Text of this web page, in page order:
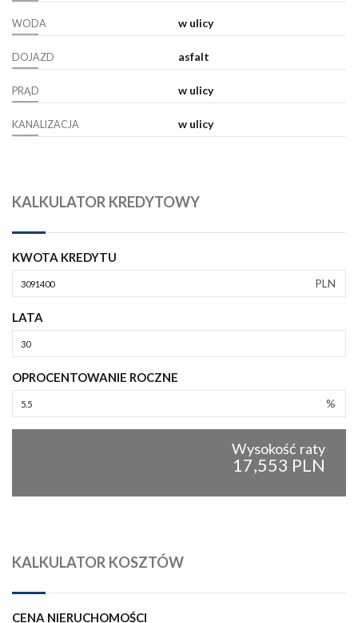
WODA w ulicy
DOJAZD asfalt
PRĄD w ulicy
KANALIZACJA w ulicy
KALKULATOR KREDYTOWY
KWOTA KREDYTU
PLN
LATA
OPROCENTOWANIE ROCZNE
%
Wysokość raty
17,553 PLN
KALKULATOR KOSZTÓW
CENA NIERUCHOMOŚCI